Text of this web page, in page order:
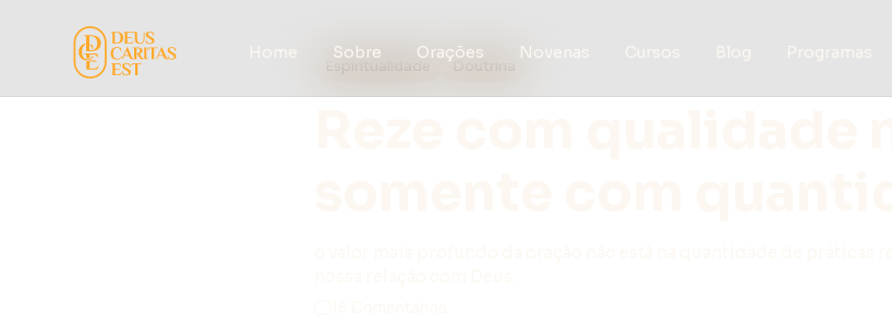
Home Sobre Orações Novenas
Espiritualidade Doutrina